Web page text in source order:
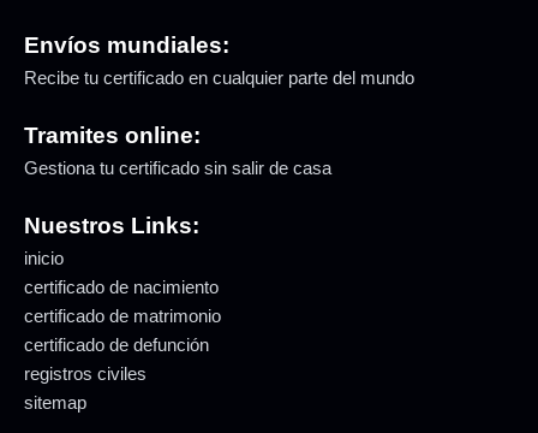
Envíos mundiales:
Recibe tu certificado en cualquier parte del mundo
Tramites online:
Gestiona tu certificado sin salir de casa
Nuestros Links:
inicio
certificado de nacimiento
certificado de matrimonio
certificado de defunción
registros civiles
sitemap